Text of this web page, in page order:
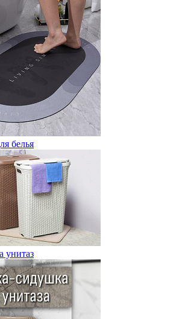
белья
унитаз